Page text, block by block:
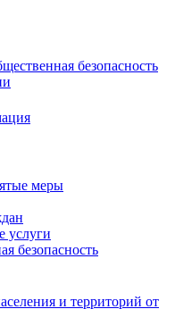
безопасность
меры
услуги
безопасность
и территорий от